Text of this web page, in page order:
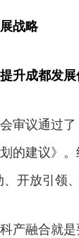
战略
升成都发
审议通过
的建议》
开放引领
产融合就